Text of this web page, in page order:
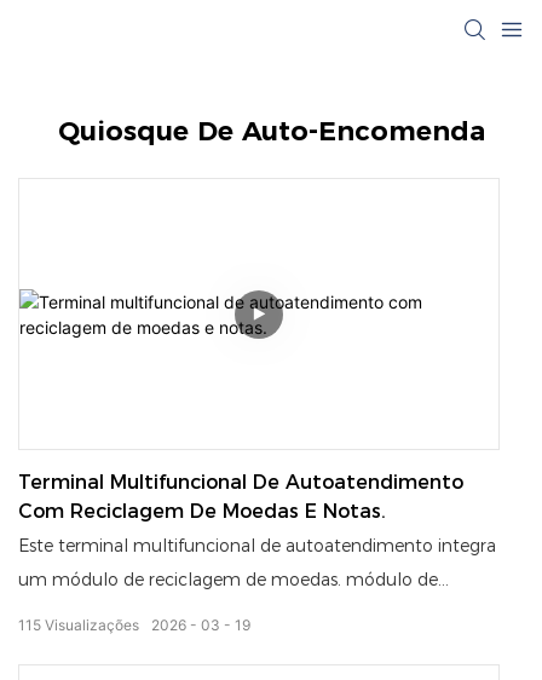
Quiosque De Auto-Encomenda
Terminal Multifuncional De Autoatendimento
Com Reciclagem De Moedas E Notas.
Este terminal multifuncional de autoatendimento integra
um módulo de reciclagem de moedas. módulo de
2026 03 19
115 Visualizações